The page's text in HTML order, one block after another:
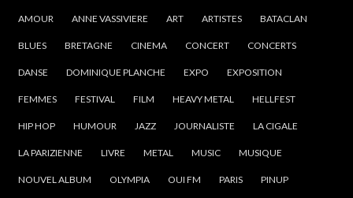
AMOUR ANNE VASSIVIERE ART ARTISTES BATACLAN
BLUES BRETAGNE CINEMA CONCERT CONCERTS
DANSE DOMINIQUE PLANCHE EXPO EXPOSITION
FEMMES FESTIVAL FILM HEAVY METAL HELLFEST
HIP HOP HUMOUR JAZZ JOURNALISTE LA CIGALE
LA PARIZIENNE LIVRE METAL MUSIC MUSIQUE
NOUVEL ALBUM OLYMPIA OUI FM PARIS PINUP